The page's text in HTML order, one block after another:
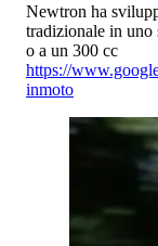
Newtron ha
tradizionale in
o a un 300 cc
https://
inmoto